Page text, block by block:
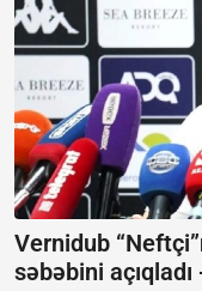
Vernidub
səbəbini açıqladı